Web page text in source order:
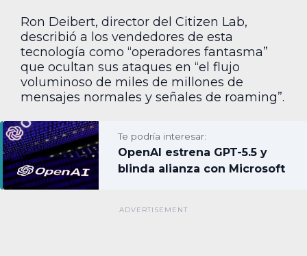
Ron Deibert, director del Citizen Lab,
describió a los vendedores de esta
tecnología como “operadores fantasma”
que ocultan sus ataques en “el flujo
voluminoso de miles de millones de
mensajes normales y señales de roaming”.
Te podría interesar:
OpenAI estrena GPT-5.5 y
blinda alianza con Microsoft